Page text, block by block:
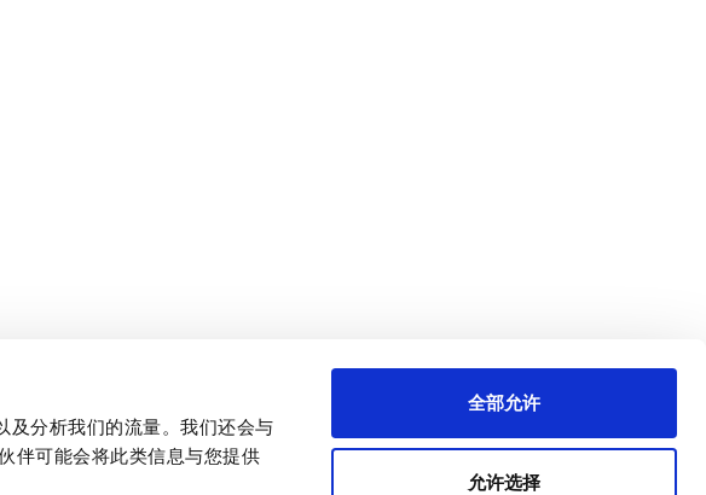
及分析我们的流量。我们还会与
伴可能会将此类信息与您提供
全部允许
允许选择